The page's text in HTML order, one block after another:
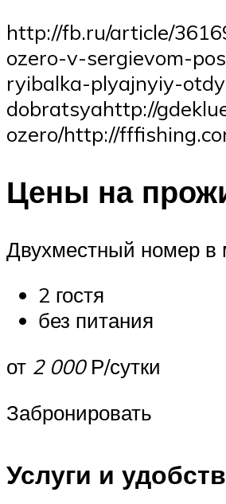
http://fb.ru/article/
ozero-v-sergievom-
ryibalka-plyajnyiy-
dobratsyahttp://
ozero/http://
Цены на
Двухместный номер в
2 гостя
без питания
от 2 000Р/сутки
Забронировать
Услуги и